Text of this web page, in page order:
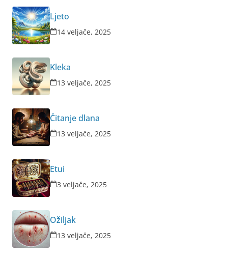
Ljeto
14 veljače, 2025
Kleka
13 veljače, 2025
Čitanje dlana
13 veljače, 2025
Etui
3 veljače, 2025
Ožiljak
13 veljače, 2025